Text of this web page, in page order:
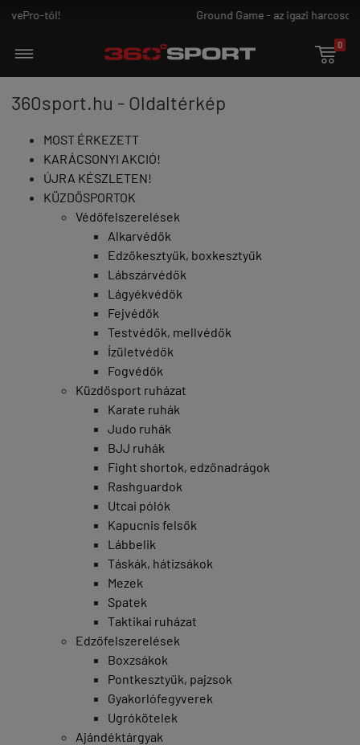
Ground Game - az igazi harcosoknak!

0
360sport.hu - Oldaltérkép
MOST ÉRKEZETT
KARÁCSONYI AKCIÓ!
ÚJRA KÉSZLETEN!
KÜZDŐSPORTOK
Védőfelszerelések
Alkarvédők
Edzőkesztyűk, boxkesztyűk
Lábszárvédők
Lágyékvédők
Fejvédők
Testvédők, mellvédők
Ízületvédők
Fogvédők
Küzdősport ruházat
Karate ruhák
Judo ruhák
BJJ ruhák
Fight shortok, edzőnadrágok
Rashguardok
Utcai pólók
Kapucnis felsők
Lábbelik
Táskák, hátizsákok
Mezek
Spatek
Taktikai ruházat
Edzőfelszerelések
Boxzsákok
Pontkesztyűk, pajzsok
Gyakorlófegyverek
Ugrókötelek
Ajándéktárgyak